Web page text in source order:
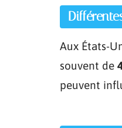
Aux États-
souvent de
peuvent